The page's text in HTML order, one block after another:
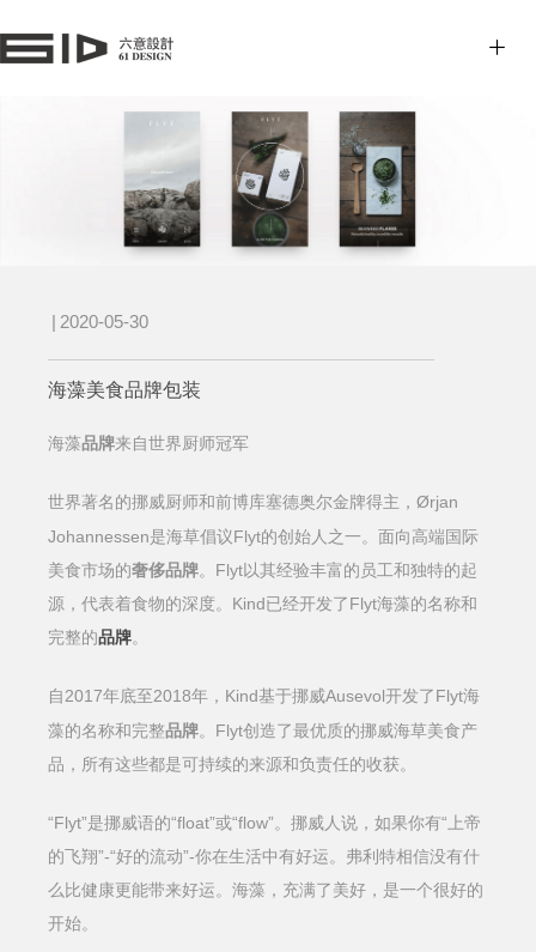
| 2020-05-30
海藻美食品牌包装
海藻品牌来自世界厨师冠军
世界著名的挪威厨师和前博库塞德奥尔金牌得主， Ørjan
Johannessen是海草倡议Flyt的创始人之一。面向高端国际
美食市场的奢侈品牌。Flyt以其经验丰富的员工和独特的起
源，代表着食物的深度。Kind已经开发了Flyt海藻的名称和
完整的品牌。
自2017年底至2018年，Kind基于挪威Ausevol开发了Flyt海
藻的名称和完整品牌。Flyt创造了最优质的挪威海草美食产
品，所有这些都是可持续的来源和负责任的收获。
“Flyt”是挪威语的“float”或“flow”。挪威人说，如果你有“上帝
的飞翔”-“好的流动”-你在生活中有好运。弗利特相信没有什
么比健康更能带来好运。海藻，充满了美好，是一个很好的
开始。